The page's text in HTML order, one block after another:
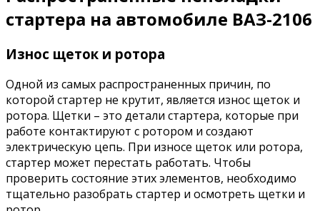
стартера на автомобиле ВАЗ-2106
Износ щеток и ротора
Одной из самых распространенных причин, по
которой стартер не крутит, является износ щеток и
ротора. Щетки – это детали стартера, которые при
работе контактируют с ротором и создают
электрическую цепь. При износе щеток или ротора,
стартер может перестать работать. Чтобы
проверить состояние этих элементов, необходимо
тщательно разобрать стартер и осмотреть щетки и